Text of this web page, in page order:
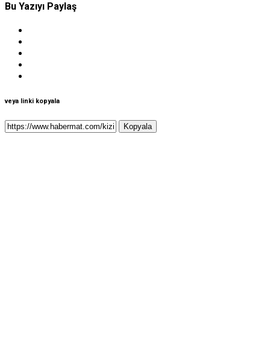
Bu Yazıyı Paylaş
veya linki kopyala
Kopyala